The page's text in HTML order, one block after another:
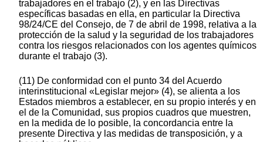
trabajadores en el trabajo (2), y en las Directivas
específicas basadas en ella, en particular la Directiva
98/24/CE del Consejo, de 7 de abril de 1998, relativa a la
protección de la salud y la seguridad de los trabajadores
contra los riesgos relacionados con los agentes químicos
durante el trabajo (3).
(11) De conformidad con el punto 34 del Acuerdo
interinstitucional «Legislar mejor» (4), se alienta a los
Estados miembros a establecer, en su propio interés y en
el de la Comunidad, sus propios cuadros que muestren,
en la medida de lo posible, la concordancia entre la
presente Directiva y las medidas de transposición, y a